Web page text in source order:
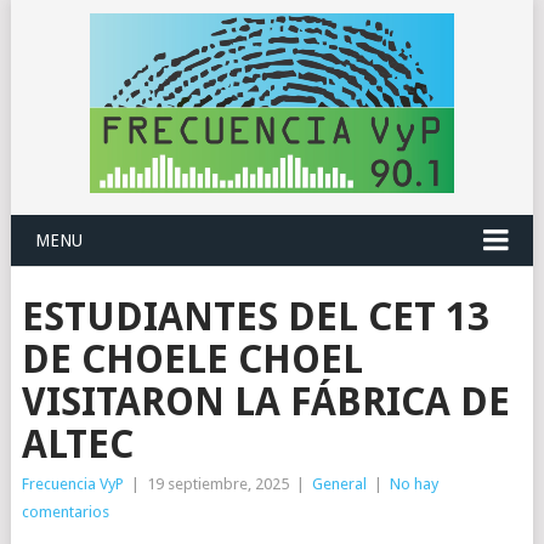
MENU
ESTUDIANTES DEL CET 13
DE CHOELE CHOEL
VISITARON LA FÁBRICA DE
ALTEC
Frecuencia VyP 19 septiembre, 2025 General
No hay
comentarios